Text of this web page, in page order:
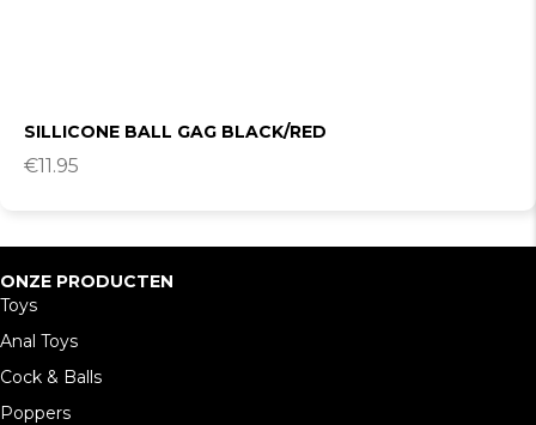
SILLICONE BALL GAG BLACK/RED
€11.95
ONZE PRODUCTEN
Toys
Anal Toys
Cock & Balls
Poppers